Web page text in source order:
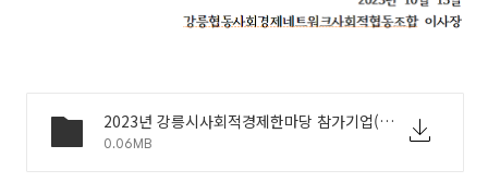
2023년 강릉시사회적경제한마당 참가기업(단체) 모집 결과 공고.pdf
0.06MB